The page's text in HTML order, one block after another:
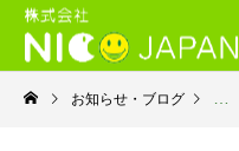
お知らせ・ブログ 就